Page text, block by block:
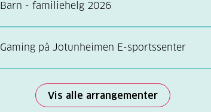
Barn - familiehelg 2026
Gaming på Jotunheimen E-sportssenter
Vis alle arrangementer